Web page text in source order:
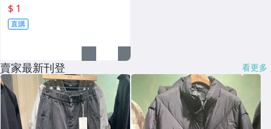
$ 1
直購
賣家最新刊登 看更多